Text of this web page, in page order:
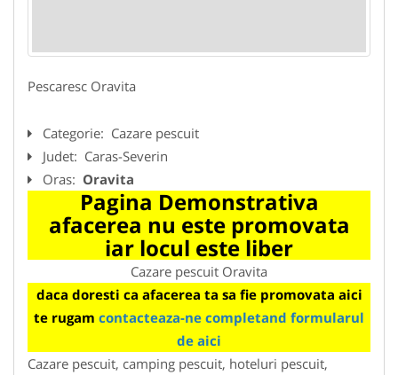
Pescaresc Oravita
Categorie: Cazare pescuit
Judet: Caras-Severin
Oras: Oravita
Pagina Demonstrativa
afacerea nu este promovata
iar locul este liber
Cazare pescuit Oravita
daca doresti ca afacerea ta sa fie promovata aici
te rugam contacteaza-ne completand formularul
de aici
Cazare pescuit, camping pescuit, hoteluri pescuit,